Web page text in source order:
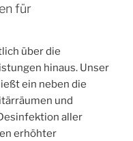
für
über die
hinaus. Unser
ein neben die
und
aller
erhöhter